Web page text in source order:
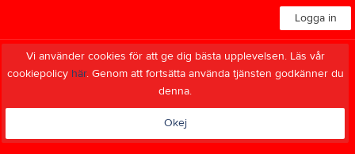
Logga in
Vi använder cookies för att ge dig bästa upplevelsen. Läs vår
cookiepolicy här. Genom att fortsätta använda tjänsten godkänner du
denna.
Okej